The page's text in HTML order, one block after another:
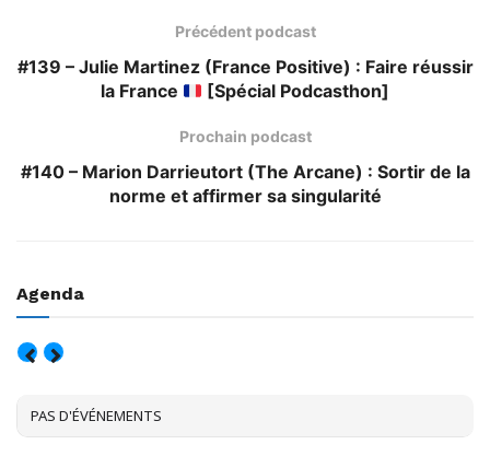
Précédent podcast
#139 – Julie Martinez (France Positive) : Faire réussir
la France
[Spécial Podcasthon]
Prochain podcast
#140 – Marion Darrieutort (The Arcane) : Sortir de la
norme et affirmer sa singularité
Agenda
PAS D'ÉVÉNEMENTS